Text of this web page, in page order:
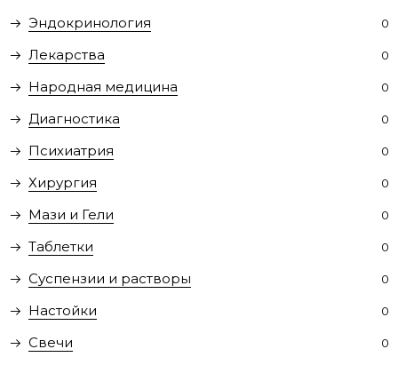
Эндокринология 0
Лекарства 0
Народная медицина 0
Диагностика 0
Психиатрия 0
Хирургия 0
Мази и Гели 0
Таблетки 0
Суспензии и растворы 0
Настойки 0
Свечи 0